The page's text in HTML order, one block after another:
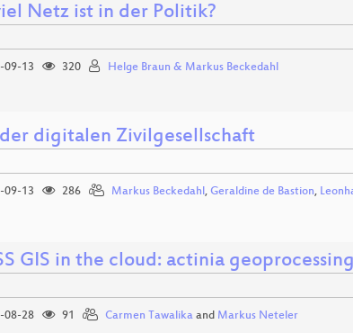
Netz ist in der Politik?
09-13 320 Helge Braun & Markus Beckedahl
digitalen Zivilgesellschaft
09-13 286 Markus Beckedahl , Geraldine de Bastion,
GIS in the cloud: actinia geoprocessing
08-28 91 Carmen Tawalika and Markus Neteler